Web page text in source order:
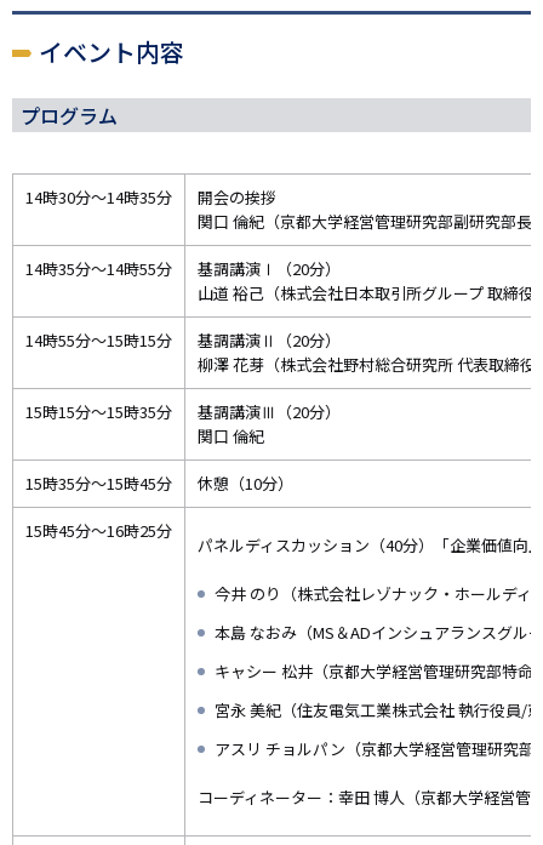
イベント内容
プログラム
14時30分～14時35分
開会の挨拶
関口 倫紀（京都大学経営管理研究部副研究部
14時35分～14時55分
基調講演Ⅰ（20分）
山道 裕己（株式会社日本取引所グループ 取締役
14時55分～15時15分
基調講演Ⅱ（20分）
柳澤 花芽（株式会社野村総合研究所 代表取締役
15時15分～15時35分
基調講演Ⅲ（20分）
関口 倫紀
15時35分～15時45分 休憩（10分）
15時45分～16時25分
パネルディスカッション（40分）「企業価値向
今井 のり（株式会社レゾナック・ホールディ
本島 なおみ（MS＆ADインシュアランスグル
キャシー 松井（京都大学経営管理研究部特命
宮永 美紀（住友電気工業株式会社 執行役員/
アスリ チョルパン（京都大学経営管理研究部
コーディネーター：幸田 博人（京都大学経営管